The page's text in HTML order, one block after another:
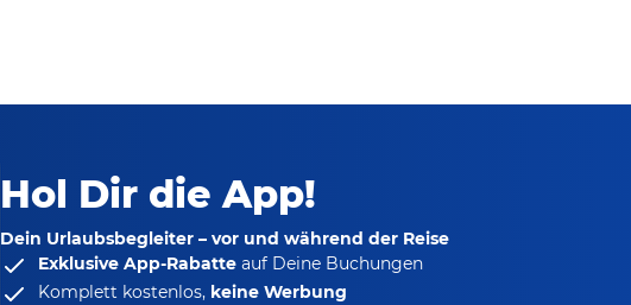
Hol Dir die App!
Dein Urlaubsbegleiter – vor und während der Reise
Exklusive App-Rabatte auf Deine Buchungen
Komplett kostenlos, keine Werbung